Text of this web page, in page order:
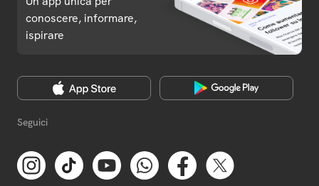
conoscere, informare,
ispirare
Seguici